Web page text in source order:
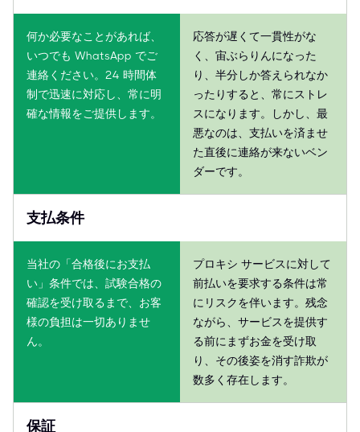
何か必要なことがあれば、
いつでも WhatsApp でご
連絡ください。24 時間体
制で迅速に対応し、常に明
確な情報をご提供します。
応答が遅くて一貫性がな
く、宙ぶらりんになった
り、半分しか答えられなか
ったりすると、常にストレ
スになります。しかし、最
悪なのは、支払いを済ませ
た直後に連絡が来ないベン
ダーです。
支払条件
当社の「合格後にお支払
い」条件では、試験合格の
確認を受け取るまで、お客
様の負担は一切ありませ
ん。
プロキシ サービスに対して
前払いを要求する条件は常
にリスクを伴います。残念
ながら、サービスを提供す
る前にまずお金を受け取
り、その後姿を消す詐欺が
数多く存在します。
保証